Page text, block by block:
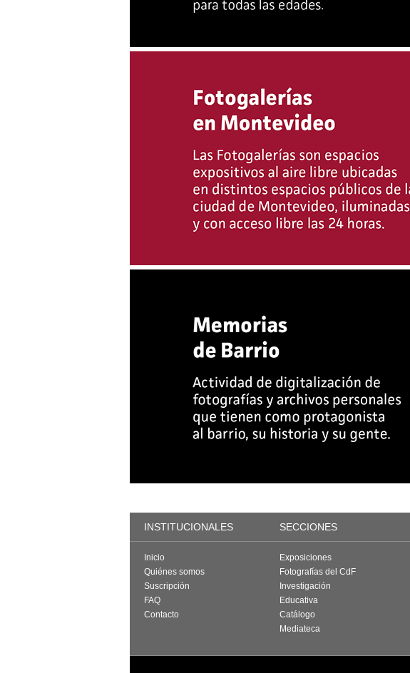
INSTITUCIONALES SECCIONES
Inicio
Quiénes somos
Suscripción
FAQ
Contacto
Exposiciones
Fotografías del CdF
Investigación
Educativa
Catálogo
Mediateca